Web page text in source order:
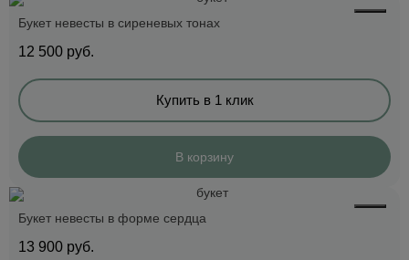
Букет невесты в сиреневых тонах
12 500 руб.
Купить в 1 клик
В корзину
Букет невесты в форме сердца
13 900 руб.